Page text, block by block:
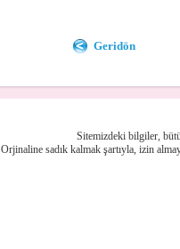
Geridön
Sitemizdeki bilgiler,
Orjinaline sadık kalmak şartıyla, izin